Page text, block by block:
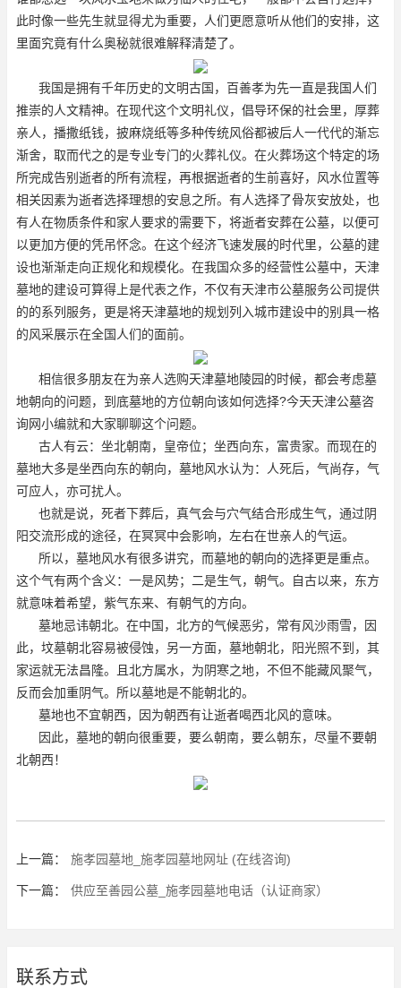
此时像一些先生就显得尤为重要，人们更愿意听从他们的安排，这
里面究竟有什么奥秘就很难解释清楚了。
我国是拥有千年历史的文明古国，百善孝为先一直是我国人们
推崇的人文精神。在现代这个文明礼仪，倡导环保的社会里，厚葬
亲人，播撒纸钱，披麻烧纸等多种传统风俗都被后人一代代的渐忘
渐舍，取而代之的是专业专门的火葬礼仪。在火葬场这个特定的场
所完成告别逝者的所有流程，再根据逝者的生前喜好，风水位置等
相关因素为逝者选择理想的安息之所。有人选择了骨灰安放处，也
有人在物质条件和家人要求的需要下，将逝者安葬在公墓，以便可
以更加方便的凭吊怀念。在这个经济飞速发展的时代里，公墓的建
设也渐渐走向正规化和规模化。在我国众多的经营性公墓中，天津
墓地的建设可算得上是代表之作，不仅有天津市公墓服务公司提供
的的系列服务，更是将天津墓地的规划列入城市建设中的别具一格
的风采展示在全国人们的面前。
相信很多朋友在为亲人选购天津墓地陵园的时候，都会考虑墓
地朝向的问题，到底墓地的方位朝向该如何选择?今天天津公墓咨
询网小编就和大家聊聊这个问题。
古人有云：坐北朝南，皇帝位；坐西向东，富贵家。而现在的
墓地大多是坐西向东的朝向，墓地风水认为：人死后，气尚存，气
可应人，亦可扰人。
也就是说，死者下葬后，真气会与穴气结合形成生气，通过阴
阳交流形成的途径，在冥冥中会影响，左右在世亲人的气运。
所以，墓地风水有很多讲究，而墓地的朝向的选择更是重点。
这个气有两个含义：一是风势；二是生气，朝气。自古以来，东方
就意味着希望，紫气东来、有朝气的方向。
墓地忌讳朝北。在中国，北方的气候恶劣，常有风沙雨雪，因
此，坟墓朝北容易被侵蚀，另一方面，墓地朝北，阳光照不到，其
家运就无法昌隆。且北方属水，为阴寒之地，不但不能藏风聚气，
反而会加重阴气。所以墓地是不能朝北的。
墓地也不宜朝西，因为朝西有让逝者喝西北风的意味。
因此，墓地的朝向很重要，要么朝南，要么朝东，尽量不要朝
北朝西！
上一篇： 施孝园墓地_施孝园墓地网址 (在线咨询)
下一篇： 供应至善园公墓_施孝园墓地电话（认证商家）
联系方式